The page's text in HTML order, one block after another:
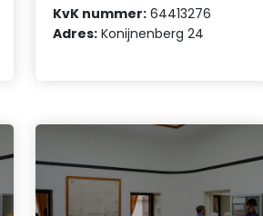
KvK nummer: 64413276
Adres: Konijnenberg 24